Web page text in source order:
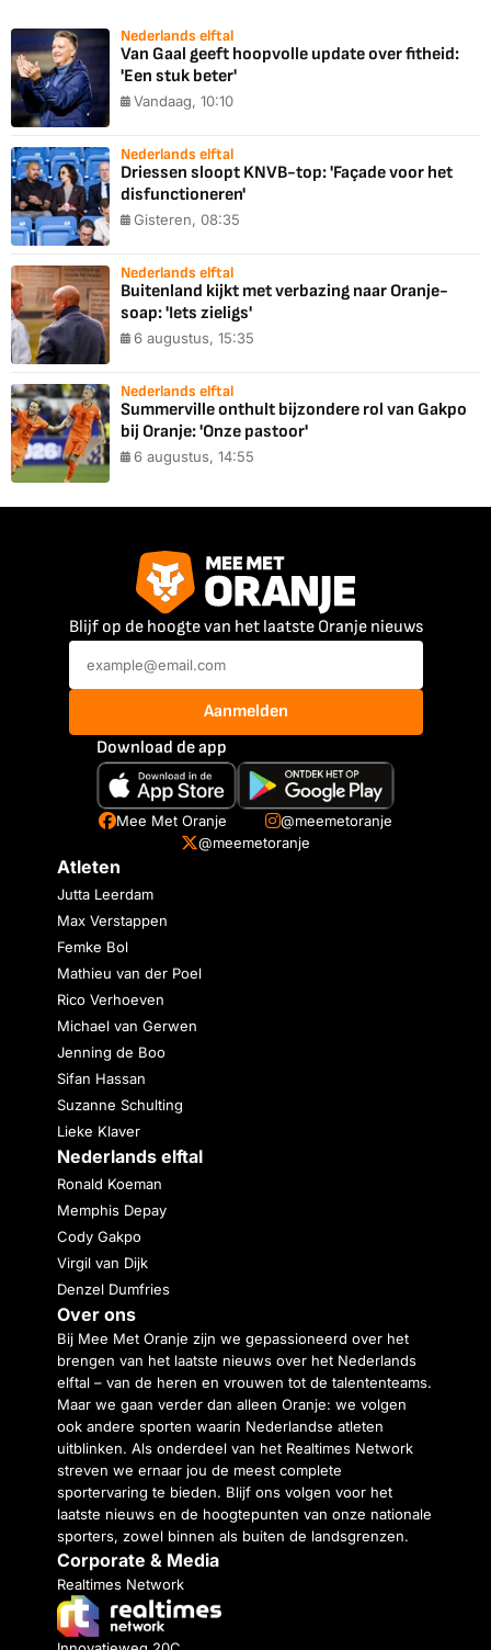
Nederlands elftal
Van Gaal geeft hoopvolle update over fitheid:
'Een stuk beter'
Vandaag, 10:10
Nederlands elftal
Driessen sloopt KNVB-top: 'Façade voor het
disfunctioneren'
Gisteren, 08:35
Nederlands elftal
Buitenland kijkt met verbazing naar Oranje-
soap: 'Iets zieligs'
6 augustus, 15:35
Nederlands elftal
Summerville onthult bijzondere rol van Gakpo
bij Oranje: 'Onze pastoor'
6 augustus, 14:55
Blijf op de hoogte van het laatste Oranje nieuws
Aanmelden
Download de app
Mee Met Oranje
@meemetoranje
@meemetoranje
Atleten
Jutta Leerdam
Max Verstappen
Femke Bol
Mathieu van der Poel
Rico Verhoeven
Michael van Gerwen
Jenning de Boo
Sifan Hassan
Suzanne Schulting
Lieke Klaver
Nederlands elftal
Ronald Koeman
Memphis Depay
Cody Gakpo
Virgil van Dijk
Denzel Dumfries
Over ons
Bij Mee Met Oranje zijn we gepassioneerd over het
brengen van het laatste nieuws over het Nederlands
elftal – van de heren en vrouwen tot de talententeams.
Maar we gaan verder dan alleen Oranje: we volgen
ook andere sporten waarin Nederlandse atleten
uitblinken. Als onderdeel van het Realtimes Network
streven we ernaar jou de meest complete
sportervaring te bieden. Blijf ons volgen voor het
laatste nieuws en de hoogtepunten van onze nationale
sporters, zowel binnen als buiten de landsgrenzen.
Corporate & Media
Realtimes Network